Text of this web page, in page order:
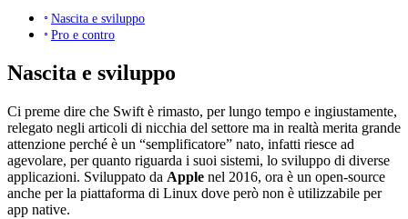
Nascita e sviluppo
Pro e contro
Nascita e sviluppo
Ci preme dire che Swift è rimasto, per lungo tempo e ingiustamente,
relegato negli articoli di nicchia del settore ma in realtà merita grande
attenzione perché è un “semplificatore” nato, infatti riesce ad
agevolare, per quanto riguarda i suoi sistemi, lo sviluppo di diverse
applicazioni. Sviluppato da Apple nel 2016, ora è un open-source
anche per la piattaforma di Linux dove però non è utilizzabile per
app native.